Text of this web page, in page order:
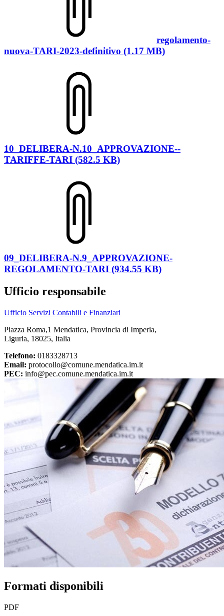
regolamento-
nuova-TARI-2023-definitivo (1.17 MB)
10_DELIBERA-N.10_APPROVAZIONE--
TARIFFE-TARI (582.5 KB)
09_DELIBERA-N.9_APPROVAZIONE-
REGOLAMENTO-TARI (934.55 KB)
Ufficio responsabile
Ufficio Servizi Contabili e Finanziari
Piazza Roma,1 Mendatica, Provincia di Imperia,
Liguria, 18025, Italia
Telefono: 0183328713
Email: protocollo@comune.mendatica.im.it
PEC: info@pec.comune.mendatica.im.it
Formati disponibili
PDF